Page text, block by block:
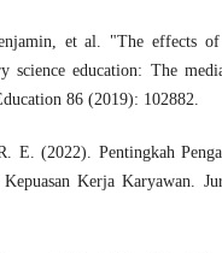
et al. "The effects of
science education: The
86 (2019): 102882.
E. (2022). Pentingkah
Kepuasan Kerja Karyawan.